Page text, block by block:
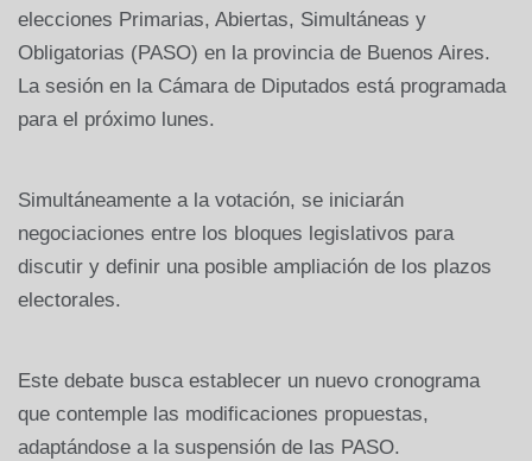
elecciones Primarias, Abiertas, Simultáneas y
Obligatorias (PASO) en la provincia de Buenos Aires.
La sesión en la Cámara de Diputados está programada
para el próximo lunes.
Simultáneamente a la votación, se iniciarán
negociaciones entre los bloques legislativos para
discutir y definir una posible ampliación de los plazos
electorales.
Este debate busca establecer un nuevo cronograma
que contemple las modificaciones propuestas,
adaptándose a la suspensión de las PASO.